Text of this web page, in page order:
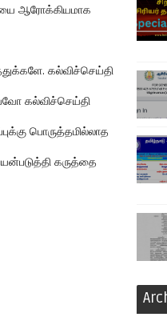
ஆரோக்கியமாக
கல்விச்செய்தி
கல்விச்செய்தி
பொருத்தமில்லாத
கருத்தை